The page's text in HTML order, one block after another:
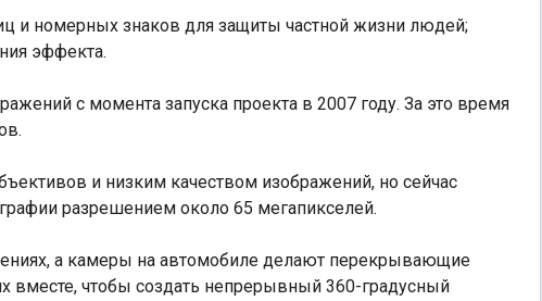
и номерных знаков для защиты частной жизни людей;
эффекта.
с момента запуска проекта в 2007 году. За это время
и низким качеством изображений, но сейчас
разрешением около 65 мегапикселей.
а камеры на автомобиле делают перекрывающие
вместе, чтобы создать непрерывный 360-градусный